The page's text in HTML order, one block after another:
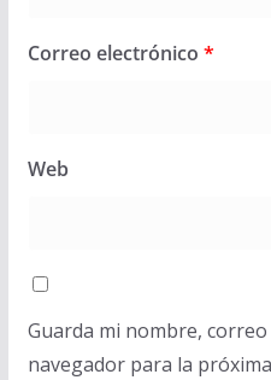
Correo electrónico *
Web
Guarda mi nombre,
navegador para la